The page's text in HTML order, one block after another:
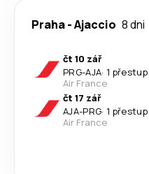
Praha-Ajaccio 8 dni
čt 10 zář
PRG-AJA· 1 přestup
Air France
čt 17 zář
AJA-PRG· 1 přestup
Air France